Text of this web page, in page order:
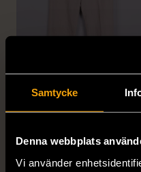
Samtycke
Denna webbplats
Vi använder
& OTHER STORIES
& Other Stories -
linneblandning
M (38-40)